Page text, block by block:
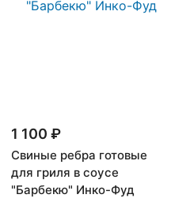
1 100 ₽
Свиные ребра готовые
для гриля в соусе
"Барбекю" Инко-Фуд